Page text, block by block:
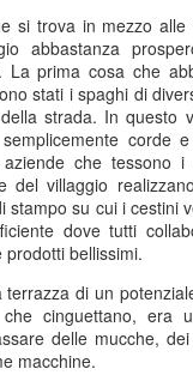
si trova in mezzo
abbastanza
La prima cosa che
stati i spaghi di
strada. In questo
corde
che tessono
del villaggio
stampo su cui i cestini
dove tutti
bellissimi.
terrazza di un
cinguettano, era
delle mucche,
macchine.